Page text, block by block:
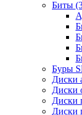
Биты
Буры
Диски
Диски
Диски
Диски